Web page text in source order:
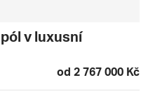
v luxusní
od 2 767 000 Kč